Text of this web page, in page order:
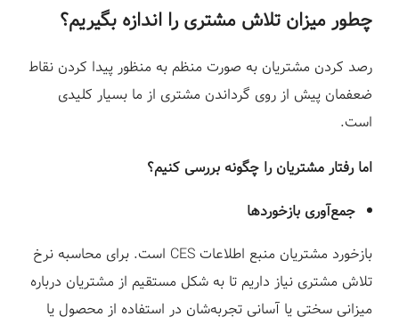
چطور میزان تلاش مشتری را اندازه بگیریم؟
رصد کردن مشتریان به صورت منظم به منظور پیدا کردن نقاط
ضعفمان پیش از روی گرداندن مشتری از ما بسیار کلیدی
است.
اما رفتار مشتریان را چگونه بررسی کنیم؟
جمع‌آوری بازخوردها
بازخورد مشتریان منبع اطلاعات CES است. برای محاسبه نرخ
تلاش مشتری نیاز داریم تا به شکل مستقیم از مشتریان درباره
میزانی سختی یا آسانی تجربه‌شان در استفاده از محصول یا